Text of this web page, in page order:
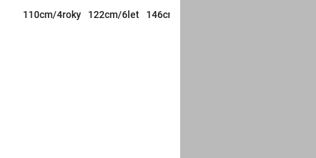
110cm/4roky 122cm/6let 146cm/10let